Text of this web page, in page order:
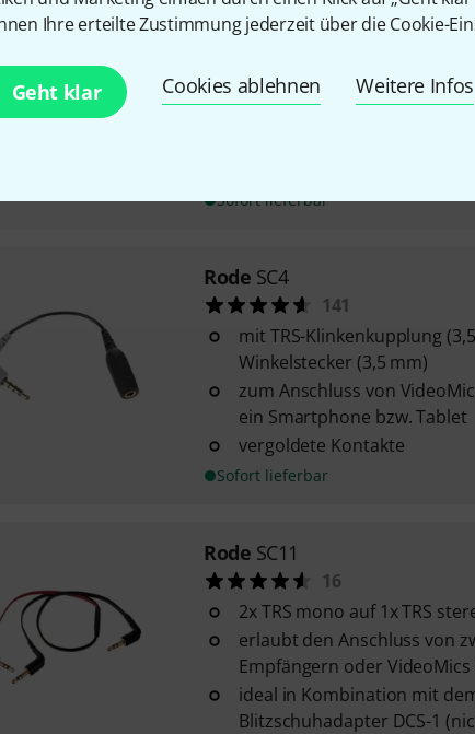
Ihre erteilte Zustimmung jederzeit über die Cookie-
Geht klar Cookies ablehnen Weitere Infos
Rode
Länge: 30 cm
zur digitalen Audio-
Sofort lieferbar
Rode SC4
141
mit TRS-Klinkenkupplung
Winkelstecker (3,5 mm)
zum Anschluss von
ein Smartphone bzw. Tablet
vergoldete Kontakte
Sofort lieferbar
Rode SC11
16
2x TRS mono auf 1x TRS
erlaubt den Anschluss von
Empfängern oder VideoMics
ideal in Kombination mit
Blitzschuhadapter DCS-1